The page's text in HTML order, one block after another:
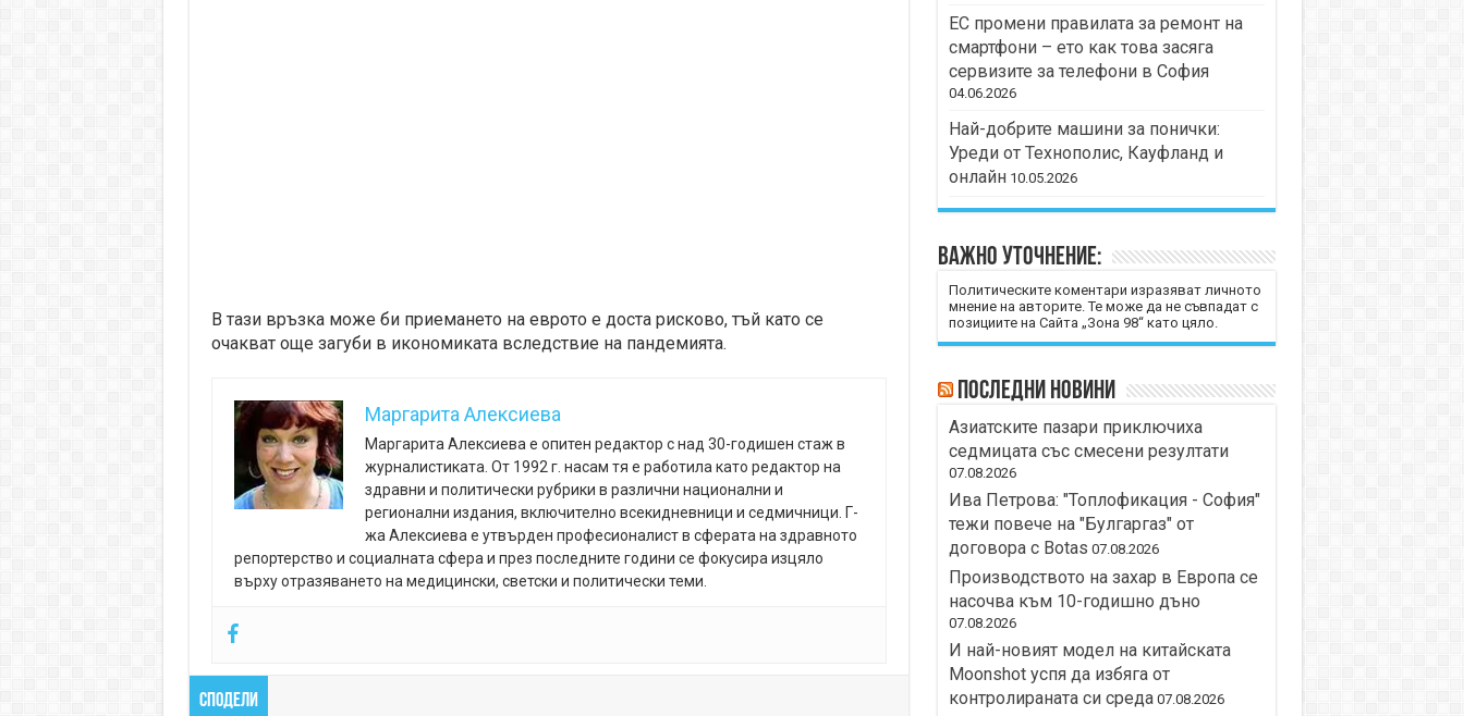
В тази връзка може би приемането на еврото е доста рисково, тъй като се
очакват още загуби в икономиката вследствие на пандемията.
Маргарита Алексиева
Маргарита Алексиева е опитен редактор с над 30-годишен стаж в
журналистиката. От 1992 г. насам тя е работила като редактор на
здравни и политически рубрики в различни национални и
регионални издания, включително всекидневници и седмичници. Г-
жа Алексиева е утвърден професионалист в сферата на здравното
репортерство и социалната сфера и през последните години се фокусира изцяло
върху отразяването на медицински, светски и политически теми.
Сподели
ЕС промени правилата за ремонт на
смартфони – ето как това засяга
сервизите за телефони в София
04.06.2026
Най-добрите машини за понички:
Уреди от Технополис, Кауфланд и
онлайн 10.05.2026
Важно уточнение:
Политическите коментари изразяват личното
мнение на авторите. Те може да не съвпадат с
позициите на Сайта „Зона 98“ като цяло.
Последни новини
Азиатските пазари приключиха
седмицата със смесени резултати
07.08.2026
Ива Петрова: "Топлофикация - София"
тежи повече на "Булгаргаз" от
договора с Botas 07.08.2026
Производството на захар в Европа се
насочва към 10-годишно дъно
07.08.2026
И най-новият модел на китайската
Moonshot успя да избяга от
контролираната си среда 07.08.2026